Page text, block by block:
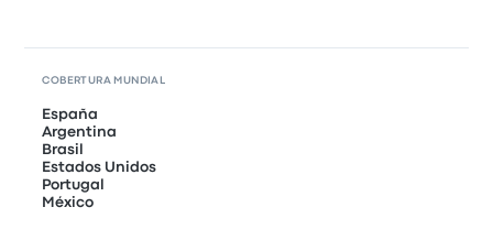
COBERTURA MUNDIAL
España
Argentina
Brasil
Estados Unidos
Portugal
México